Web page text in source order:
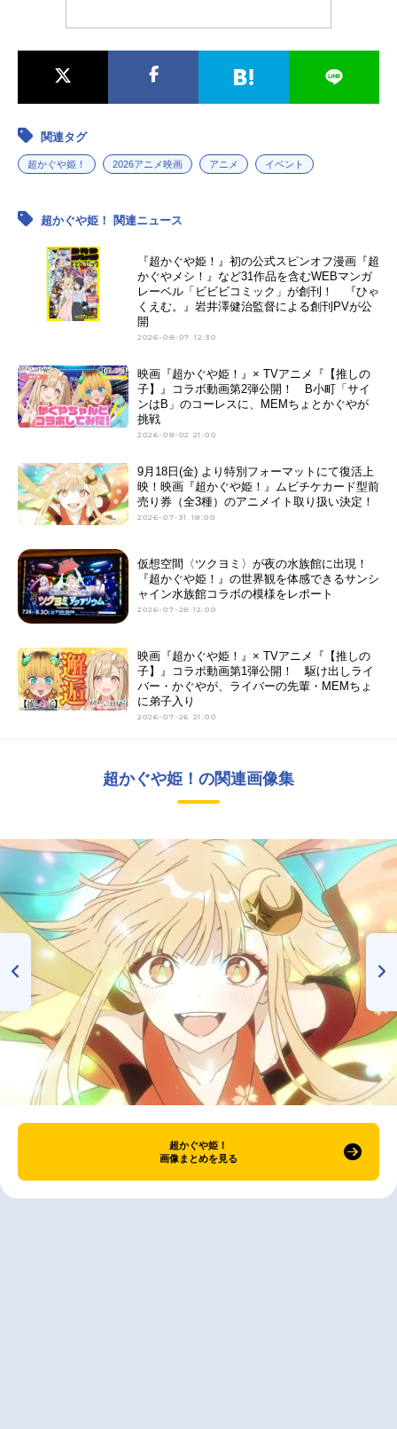
関連タグ
超かぐや姫！ 2026アニメ映画 アニメ イベント
超かぐや姫！ 関連ニュース
『超かぐや姫！』初の公式スピンオフ漫画『超
かぐやメシ！』など31作品を含むWEBマンガ
レーベル「ビビビコミック」が創刊！ 『ひゃ
くえむ。』岩井澤健治監督による創刊PVが公
開
2026-08-07 12:30
映画『超かぐや姫！』× TVアニメ『【推しの
子】』コラボ動画第2弾公開！ B小町「サイ
ンはB」のコーレスに、MEMちょとかぐやが
挑戦
2026-08-02 21:00
9月18日(金) より特別フォーマットにて復活上
映！映画『超かぐや姫！』ムビチケカード型前
売り券（全3種）のアニメイト取り扱い決定！
2026-07-31 18:00
仮想空間〈ツクヨミ〉が夜の水族館に出現！
『超かぐや姫！』の世界観を体感できるサンシ
ャイン水族館コラボの模様をレポート
2026-07-28 12:00
映画『超かぐや姫！』× TVアニメ『【推しの
子】』コラボ動画第1弾公開！ 駆け出しライ
バー・かぐやが、ライバーの先輩・MEMちょ
に弟子入り
2026-07-26 21:00
超かぐや姫！の関連画像集
超かぐや姫！
画像まとめを見る